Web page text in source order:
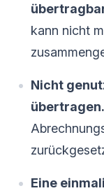
kann nicht
Nicht
übertragen.
Eine